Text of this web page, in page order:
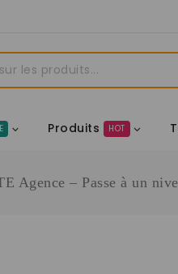
Produits HOT
Agence – Passe à un